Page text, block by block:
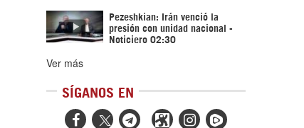
Pezeshkian: Irán venció la
presión con unidad nacional -
Noticiero 02:30
Ver más
SÍGANOS EN
  